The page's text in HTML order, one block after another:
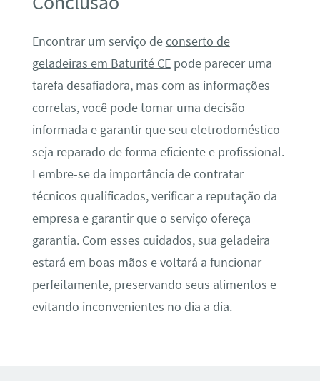
Encontrar um serviço deconserto de
geladeiras em Baturité CEpode parecer uma
tarefa desafiadora, mas com as informações
corretas, você pode tomar uma decisão
informada e garantir que seu eletrodoméstico
seja reparado de forma eficiente e profissional.
Lembre-se da importância de contratar
técnicos qualificados, verificar a reputação da
empresa e garantir que o serviço ofereça
garantia. Com esses cuidados, sua geladeira
estará em boas mãos e voltará a funcionar
perfeitamente, preservando seus alimentos e
evitando inconvenientes no dia a dia.